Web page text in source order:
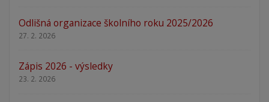
Odlišná organizace školního roku 2025/2026
27. 2. 2026
Zápis 2026 - výsledky
23. 2. 2026